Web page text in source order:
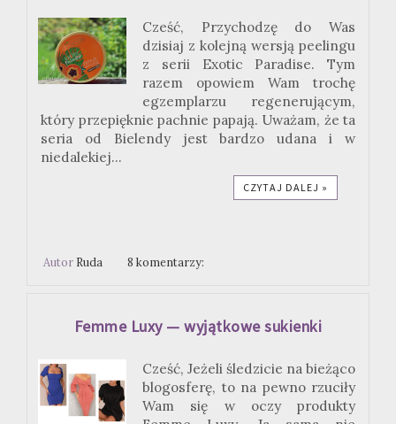
Cześć, Przychodzę do Was
dzisiaj z kolejną wersją peelingu
z serii Exotic Paradise. Tym
razem opowiem Wam trochę
egzemplarzu regenerującym,
który przepięknie pachnie papają. Uważam, że ta
seria od Bielendy jest bardzo udana i w
niedalekiej...
CZYTAJ DALEJ »
Autor Ruda 8 komentarzy:
Femme Luxy — wyjątkowe sukienki
Cześć, Jeżeli śledzicie na bieżąco
blogosferę, to na pewno rzuciły
Wam się w oczy produkty